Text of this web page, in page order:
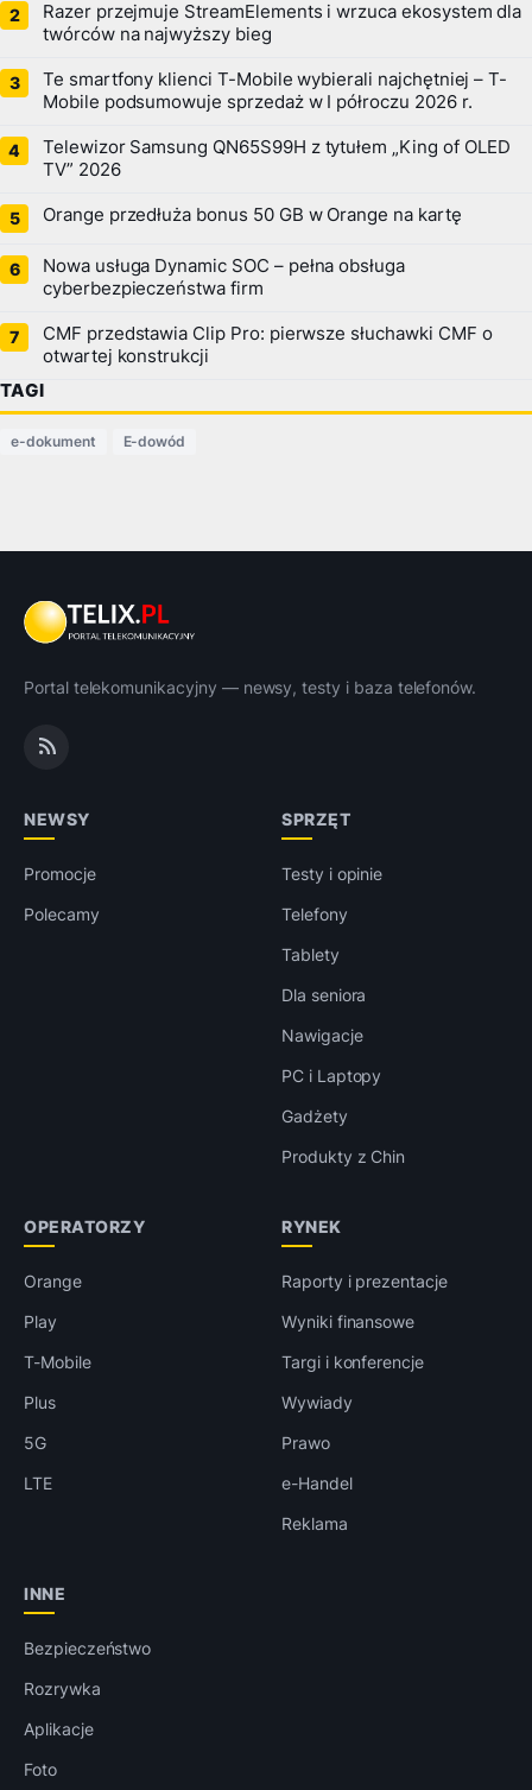
Razer przejmuje StreamElements i wrzuca ekosystem dla
twórców na najwyższy bieg
Te smartfony klienci T-Mobile wybierali najchętniej – T-
Mobile podsumowuje sprzedaż w I półroczu 2026 r.
Telewizor Samsung QN65S99H z tytułem „King of OLED
TV” 2026
Orange przedłuża bonus 50 GB w Orange na kartę
Nowa usługa Dynamic SOC – pełna obsługa
cyberbezpieczeństwa firm
CMF przedstawia Clip Pro: pierwsze słuchawki CMF o
otwartej konstrukcji
TAGI
e-dokument E-dowód
Portal telekomunikacyjny — newsy, testy i baza telefonów.
NEWSY
Promocje
Polecamy
SPRZĘT
Testy i opinie
Telefony
Tablety
Dla seniora
Nawigacje
PC i Laptopy
Gadżety
Produkty z Chin
OPERATORZY
Orange
Play
T-Mobile
Plus
5G
LTE
RYNEK
Raporty i prezentacje
Wyniki finansowe
Targi i konferencje
Wywiady
Prawo
e-Handel
Reklama
INNE
Bezpieczeństwo
Rozrywka
Aplikacje
Foto